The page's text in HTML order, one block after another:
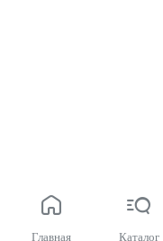
Главная Каталог